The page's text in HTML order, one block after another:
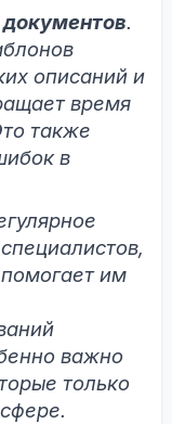
.
описаний и
время
также
в
им
важно
только